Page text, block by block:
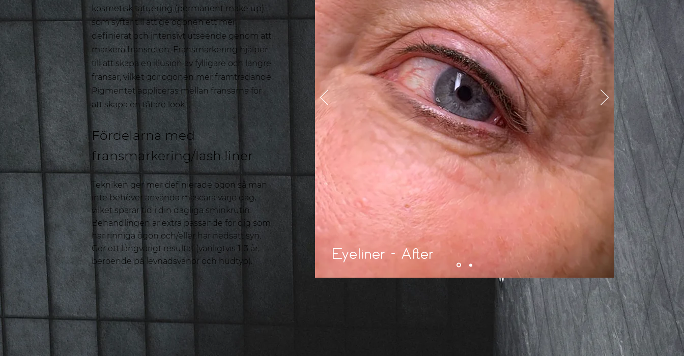
Eyeliner - After
kosmetisk tatuering (permanent make up)
som syftar till att ge ögonen ett mer
definierat och intensivt utseende genom att
markera fransroten. Fransmarkering hjälper
till att skapa en illusion av fylligare och längre
fransar, vilket gör ögonen mer framträdande.
Pigmentet appliceras mellan fransarna för
att skapa en tätare look.
Fördelarna med
fransmarkering/lash liner
Tekniken ger mer definierade ögon så man
inte behöver använda mascara varje dag,
vilket sparar tid i din dagliga sminkrutin.
Behandlingen är extra passande för dig som
har rinniga ögon och/eller har nedsatt syn.
Ger ett långvarigt resultat (vanligtvis 1-3 år,
beroende på levnadsvanor och hudtyp).